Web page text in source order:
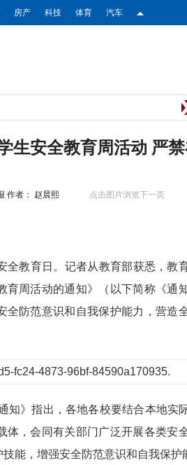
房产 科技 体育 汽车
生安全教育周活动 严
作者： 赵晨熙 点击图片浏览下一页
全教育日。记者从教育部获悉，教
育周活动的通知》（以下简称《通
防范意识和自我保护能力，营造
知》指出，各地各校要结合本地实
体，会同有关部门广泛开展各类安
能，增强安全防范意识和自我保护